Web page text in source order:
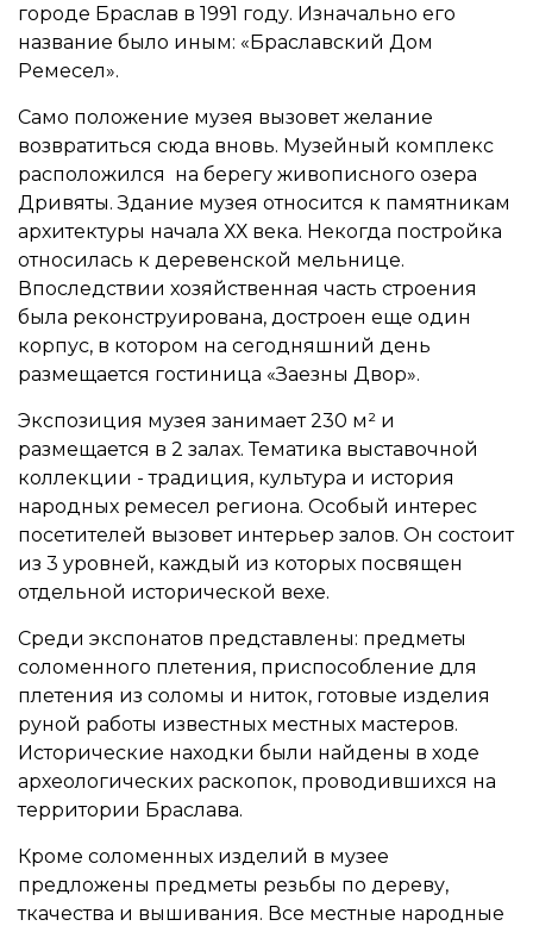
городе Браслав в 1991 году. Изначально его
название было иным: «Браславский Дом
Ремесел».
Само положение музея вызовет желание
возвратиться сюда вновь. Музейный комплекс
расположился на берегу живописного озера
Дривяты. Здание музея относится к памятникам
архитектуры начала ХХ века. Некогда постройка
относилась к деревенской мельнице.
Впоследствии хозяйственная часть строения
была реконструирована, достроен еще один
корпус, в котором на сегодняшний день
размещается гостиница «Заезны Двор».
Экспозиция музея занимает 230 м² и
размещается в 2 залах. Тематика выставочной
коллекции - традиция, культура и история
народных ремесел региона. Особый интерес
посетителей вызовет интерьер залов. Он состоит
из 3 уровней, каждый из которых посвящен
отдельной исторической вехе.
Среди экспонатов представлены: предметы
соломенного плетения, приспособление для
плетения из соломы и ниток, готовые изделия
руной работы известных местных мастеров.
Исторические находки были найдены в ходе
археологических раскопок, проводившихся на
территории Браслава.
Кроме соломенных изделий в музее
предложены предметы резьбы по дереву,
ткачества и вышивания. Все местные народные